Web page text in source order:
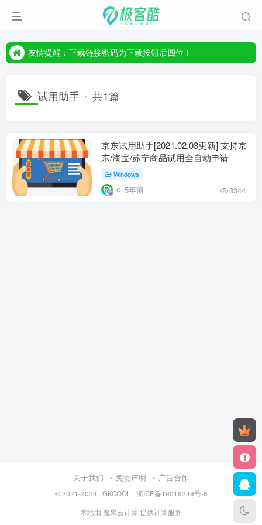
友情提醒：下载链接密码为下载按钮后四位！
友情提醒：下载链接密码为下载按钮后四位！
试用助手 共1篇
京东试用助手[2021.02.03更新] 支持京
东/淘宝/苏宁商品试用全自动申请
Windows
5年前 3344
关于我们 免责声明 广告合作
© 2021-2024 · GKCOOL · 浙ICP备19016249号-8
本站由 魔果云计算 提供计算服务